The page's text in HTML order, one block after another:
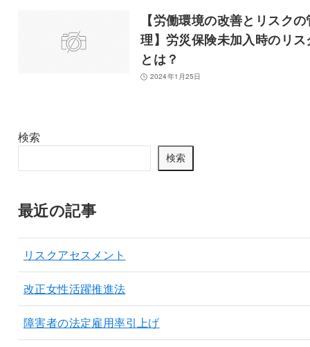
【労働環境の改善とリスクの
理】労災保険未加入時のリス
とは？
2024年1月25日
検索
検索
最近の記事
リスクアセスメント
改正女性活躍推進法
障害者の法定雇用率引上げ